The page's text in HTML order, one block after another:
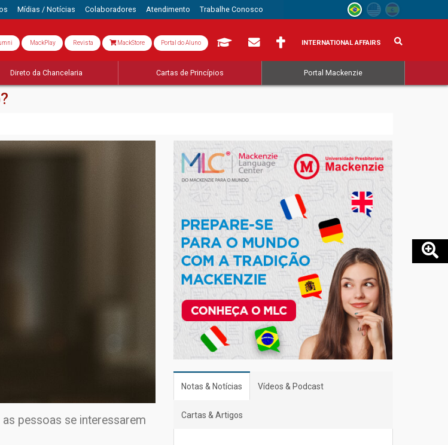
Mídias / Notícias Colaboradores Atendimento Trabalhe Conosco
MackPlay Revista MackStore Portal do Aluno INTERNATIONAL AFFAIRS
Direto da Chancelaria Cartas de Princípios Portal Mackenzie
pessoas se interessarem
Notas & Notícias Vídeos & Podcast
Cartas & Artigos